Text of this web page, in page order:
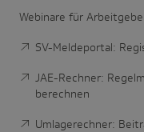
Webinare für
SV-Meldeportal:
JAE-Rechner:
berechnen
Umlagerechner: